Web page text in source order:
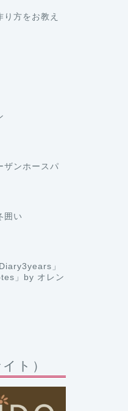
り方をお教え
ザンホースパ
囲い
」
」by オレン
ト）